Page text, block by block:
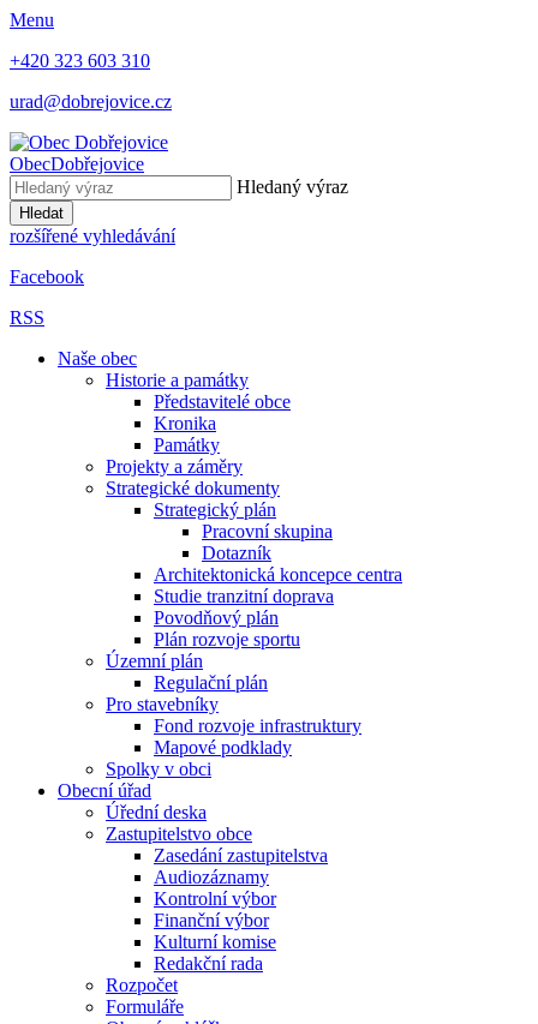
Menu
+420 323 603 310
urad@dobrejovice.cz
ObecDobřejovice
Hledaný výraz
Hledat
rozšířené vyhledávání
Facebook
RSS
Naše obec
Historie a památky
Představitelé obce
Kronika
Památky
Projekty a záměry
Strategické dokumenty
Strategický plán
Pracovní skupina
Dotazník
Architektonická koncepce centra
Studie tranzitní doprava
Povodňový plán
Plán rozvoje sportu
Územní plán
Regulační plán
Pro stavebníky
Fond rozvoje infrastruktury
Mapové podklady
Spolky v obci
Obecní úřad
Úřední deska
Zastupitelstvo obce
Zasedání zastupitelstva
Audiozáznamy
Kontrolní výbor
Finanční výbor
Kulturní komise
Redakční rada
Rozpočet
Formuláře